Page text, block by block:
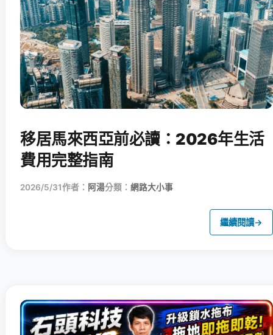
移居馬來西亞前必讀：2026年生活
費用完整指南
2026/5/31作者： 阿湯分類： 網路大小事
繼續閱讀→